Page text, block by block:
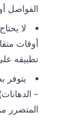
الفواصل
لا
أوقات
تطبيقه
يتوفر
–
المتضرر